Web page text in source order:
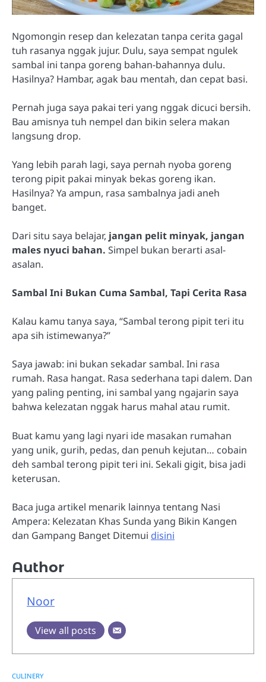
Ngomongin resep dan kelezatan tanpa cerita gagal
tuh rasanya nggak jujur. Dulu, saya sempat ngulek
sambal ini tanpa goreng bahan-bahannya dulu.
Hasilnya? Hambar, agak bau mentah, dan cepat basi.
Pernah juga saya pakai teri yang nggak dicuci bersih.
Bau amisnya tuh nempel dan bikin selera makan
langsung drop.
Yang lebih parah lagi, saya pernah nyoba goreng
terong pipit pakai minyak bekas goreng ikan.
Hasilnya? Ya ampun, rasa sambalnya jadi aneh
banget.
Dari situ saya belajar, jangan pelit minyak, jangan
males nyuci bahan. Simpel bukan berarti asal-
asalan.
Sambal Ini Bukan Cuma Sambal, Tapi Cerita Rasa
Kalau kamu tanya saya, “Sambal terong pipit teri itu
apa sih istimewanya?”
Saya jawab: ini bukan sekadar sambal. Ini rasa
rumah. Rasa hangat. Rasa sederhana tapi dalem. Dan
yang paling penting, ini sambal yang ngajarin saya
bahwa kelezatan nggak harus mahal atau rumit.
Buat kamu yang lagi nyari ide masakan rumahan
yang unik, gurih, pedas, dan penuh kejutan… cobain
deh sambal terong pipit teri ini. Sekali gigit, bisa jadi
keterusan.
Baca juga artikel menarik lainnya tentang Nasi
Ampera: Kelezatan Khas Sunda yang Bikin Kangen
dan Gampang Banget Ditemui disini
Author
Noor
View all posts
CULINERY